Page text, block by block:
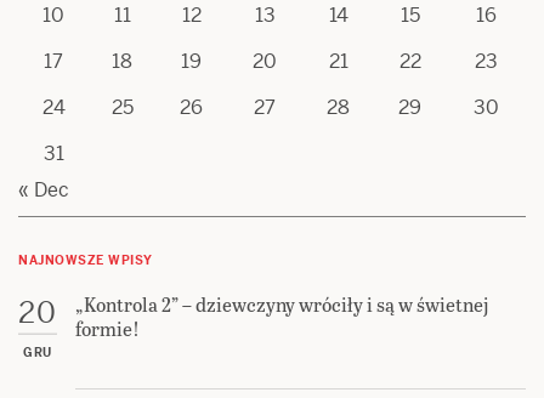
10
11 12 13 14 15
16
17
18 19 20 21 22
23
24
25 26 27 28 29
30
31
« Dec
NAJNOWSZE WPISY
20
GRU
„Kontrola 2” – dziewczyny wróciły i są w świetnej
formie!